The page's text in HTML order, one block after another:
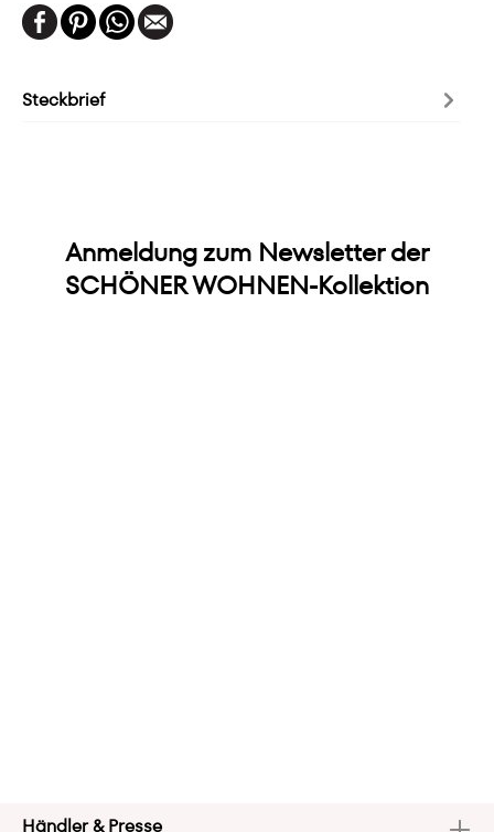
Steckbrief
Anmeldung zum Newsletter der
SCHÖNER WOHNEN-Kollektion
Händler & Presse